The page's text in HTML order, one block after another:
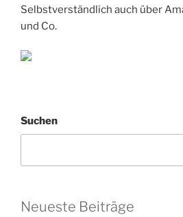
Selbstverständlich auch über
und Co.
Suchen
Neueste Beiträge